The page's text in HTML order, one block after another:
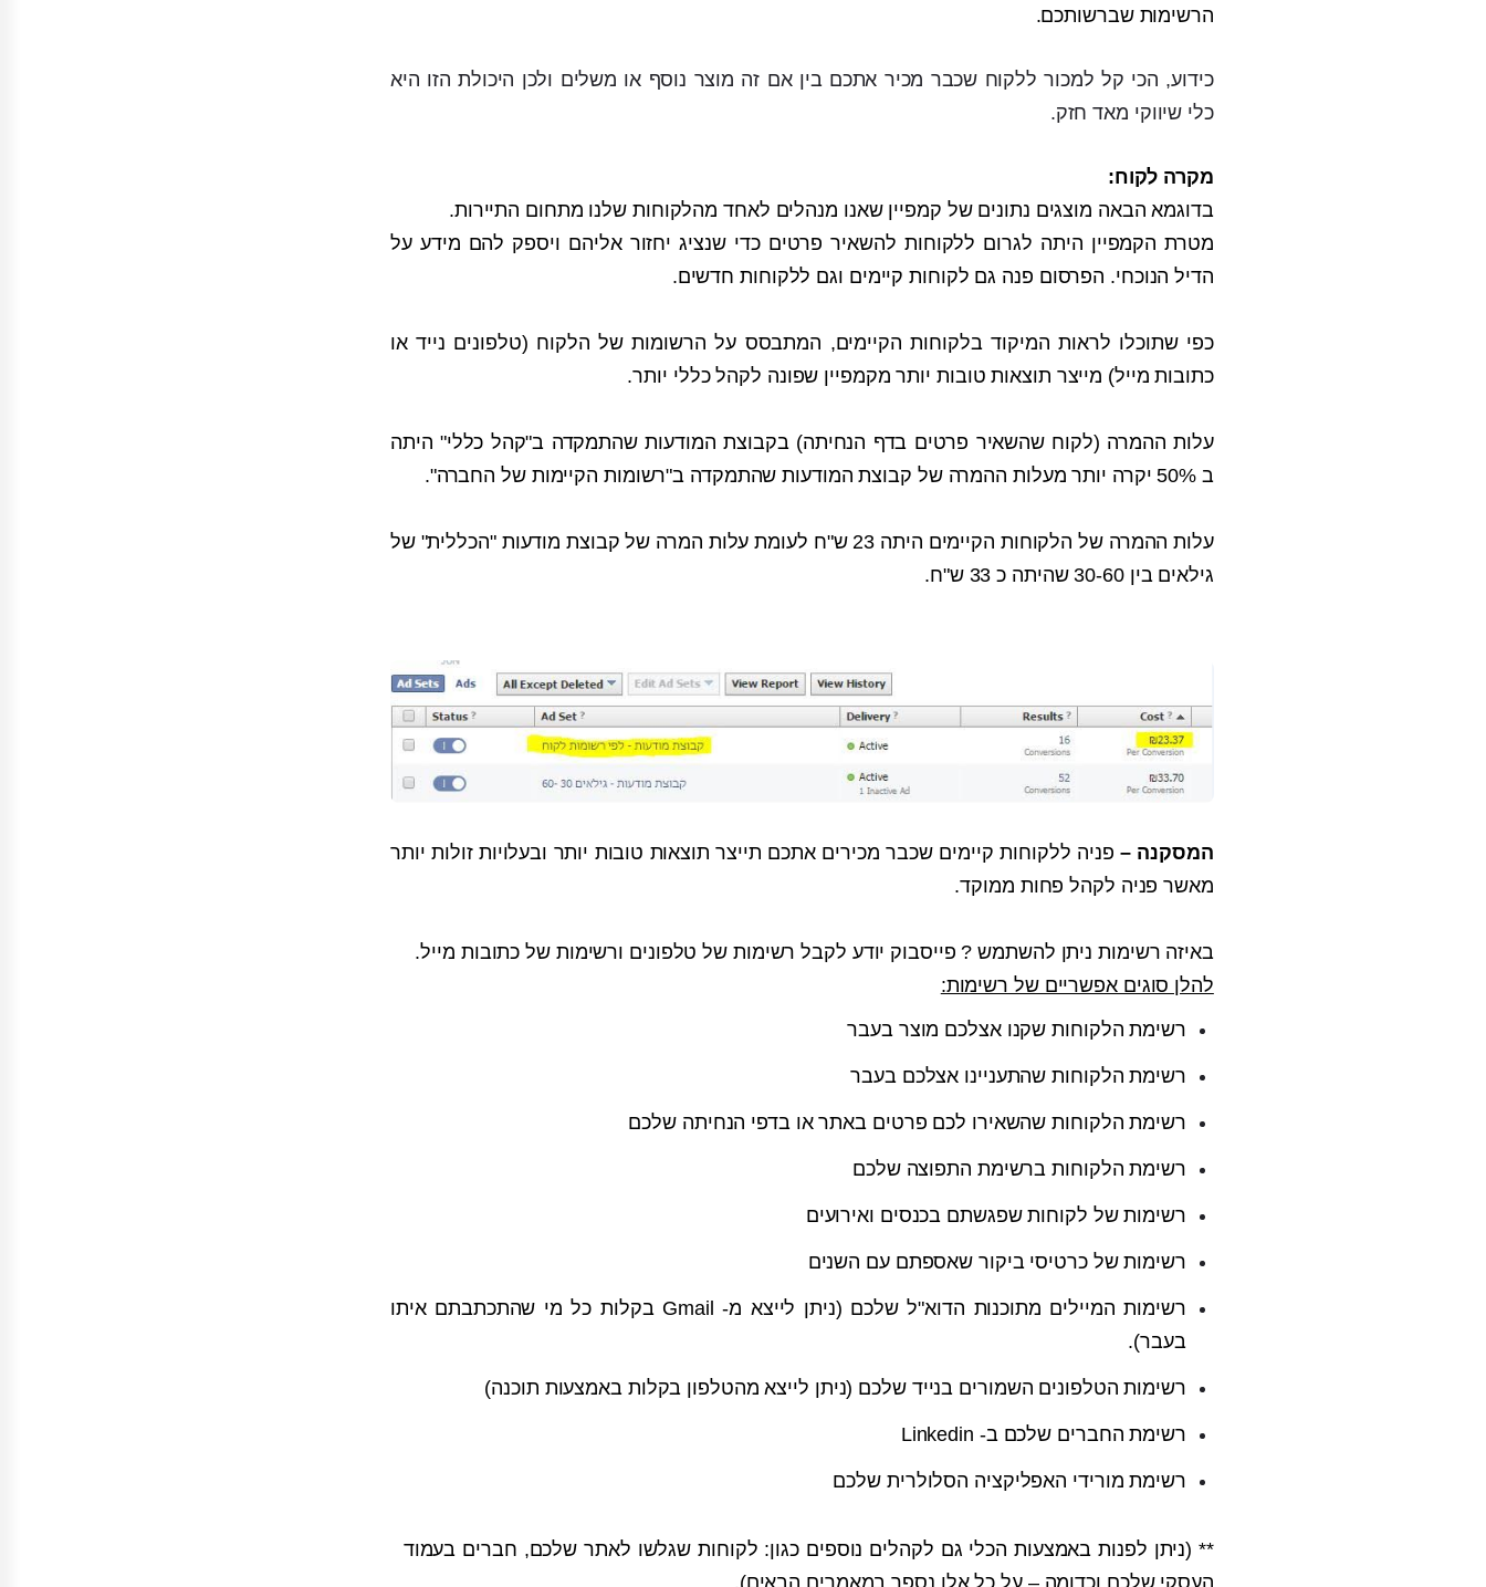
הרשימות שברשותכם.
כידוע, הכי קל למכור ללקוח שכבר מכיר אתכם בין אם זה מוצר נוסף או משלים ולכן היכולת הזו היא
כלי שיווקי מאד חזק.
מקרה לקוח:
בדוגמא הבאה מוצגים נתונים של קמפיין שאנו מנהלים לאחד מהלקוחות שלנו מתחום התיירות.
מטרת הקמפיין היתה לגרום ללקוחות להשאיר פרטים כדי שנציג יחזור אליהם ויספק להם מידע על
הדיל הנוכחי. הפרסום פנה גם לקוחות קיימים וגם ללקוחות חדשים.
כפי שתוכלו לראות המיקוד בלקוחות הקיימים, המתבסס על הרשומות של הלקוח (טלפונים נייד או
כתובות מייל) מייצר תוצאות טובות יותר מקמפיין שפונה לקהל כללי יותר.
עלות ההמרה (לקוח שהשאיר פרטים בדף הנחיתה) בקבוצת המודעות שהתמקדה ב"קהל כללי" היתה
ב 50% יקרה יותר מעלות ההמרה של קבוצת המודעות שהתמקדה ב"רשומות הקיימות של החברה".
עלות ההמרה של הלקוחות הקיימים היתה 23 ש"ח לעומת עלות המרה של קבוצת מודעות "הכללית" של
גילאים בין 30-60 שהיתה כ 33 ש"ח.
המסקנה – פניה ללקוחות קיימים שכבר מכירים אתכם תייצר תוצאות טובות יותר ובעלויות זולות יותר
מאשר פניה לקהל פחות ממוקד.
באיזה רשימות ניתן להשתמש ? פייסבוק יודע לקבל רשימות של טלפונים ורשימות של כתובות מייל.
להלן סוגים אפשריים של רשימות:
רשימת הלקוחות שקנו אצלכם מוצר בעבר
רשימת הלקוחות שהתעניינו אצלכם בעבר
רשימת הלקוחות שהשאירו לכם פרטים באתר או בדפי הנחיתה שלכם
רשימת הלקוחות ברשימת התפוצה שלכם
רשימות של לקוחות שפגשתם בכנסים ואירועים
רשימות של כרטיסי ביקור שאספתם עם השנים
רשימות המיילים מתוכנות הדוא"ל שלכם (ניתן לייצא מ- Gmail בקלות כל מי שהתכתבתם איתו
בעבר).
רשימות הטלפונים השמורים בנייד שלכם (ניתן לייצא מהטלפון בקלות באמצעות תוכנה)
רשימת החברים שלכם ב- Linkedin
רשימת מורידי האפליקציה הסלולרית שלכם
** (ניתן לפנות באמצעות הכלי גם לקהלים נוספים כגון: לקוחות שגלשו לאתר שלכם, חברים בעמוד